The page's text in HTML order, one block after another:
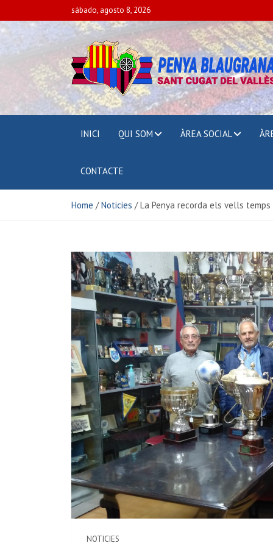
sábado, agosto 8, 2026
PENYA BLAUGRANA
SANT CUGAT DEL VALLÈS
INICI QUI SOM ÀREA SOCIAL
CONTACTE
Home Noticies La Penya recorda els vells temps
NOTICIES